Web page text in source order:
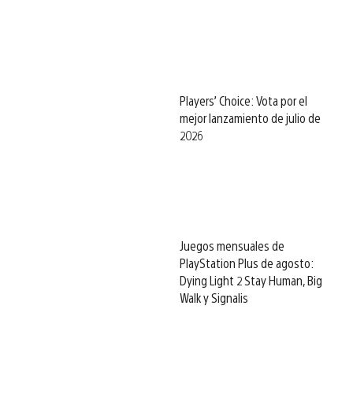
Players’ Choice: Vota por el
mejor lanzamiento de julio de
2026
Juegos mensuales de
PlayStation Plus de agosto:
Dying Light 2 Stay Human, Big
Walk y Signalis